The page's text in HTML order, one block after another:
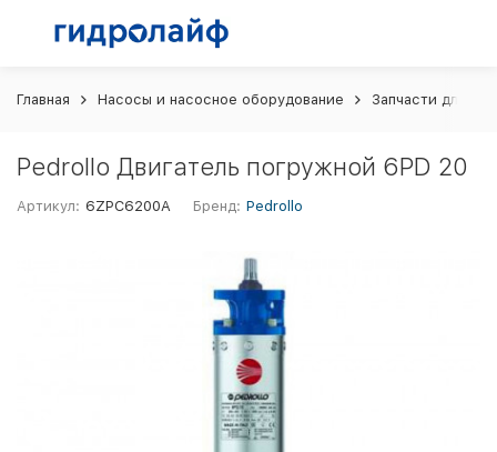
Главная Насосы и насосное оборудование Запчасти для
Pedrollo Двигатель погружной 6PD 20
Артикул: 6ZPC6200A Бренд: Pedrollo